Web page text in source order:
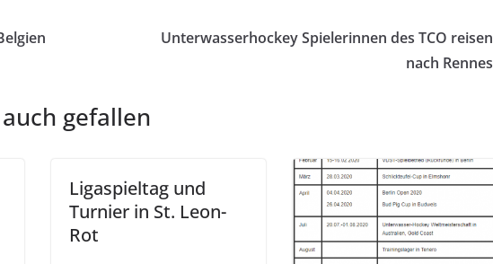
Unterwasserhockey Spielerinnen des TCO reisen
nach Rennes
gefallen
Ligaspieltag und
Turnier in St. Leon-
Rot